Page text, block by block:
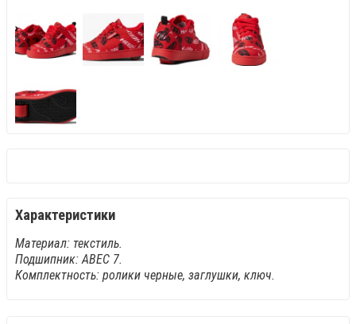
Характеристики
Материал: текстиль.
Подшипник: АВЕС 7.
Комплектность: ролики черные, заглушки, ключ.